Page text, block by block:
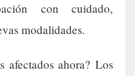
con cuidado,
modalidades.
afectados ahora? Los